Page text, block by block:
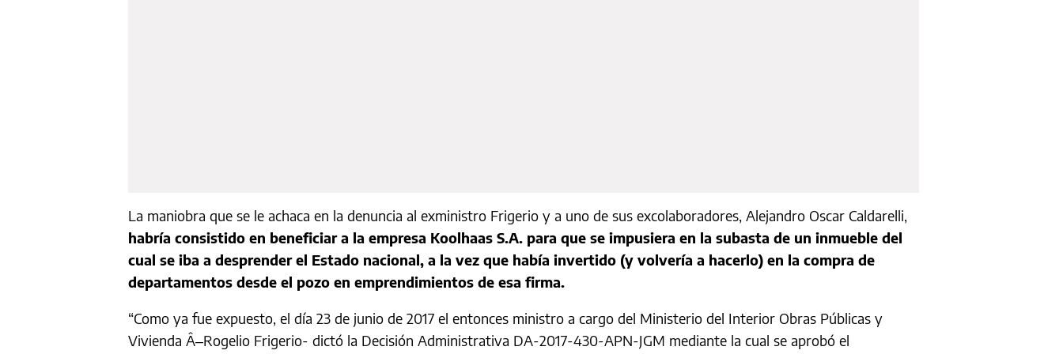
La maniobra que se le achaca en la denuncia al exministro Frigerio y a uno de sus excolaboradores, Alejandro Oscar Caldarelli,
habría consistido en beneficiar a la empresa Koolhaas S.A. para que se impusiera en la subasta de un inmueble del
cual se iba a desprender el Estado nacional, a la vez que había invertido (y volvería a hacerlo) en la compra de
departamentos desde el pozo en emprendimientos de esa firma.
“Como ya fue expuesto, el día 23 de junio de 2017 el entonces ministro a cargo del Ministerio del Interior Obras Públicas y
Vivienda Â–Rogelio Frigerio- dictó la Decisión Administrativa DA-2017-430-APN-JGM mediante la cual se aprobó el